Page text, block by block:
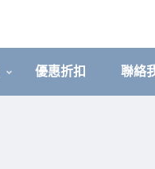
優惠折扣 聯絡